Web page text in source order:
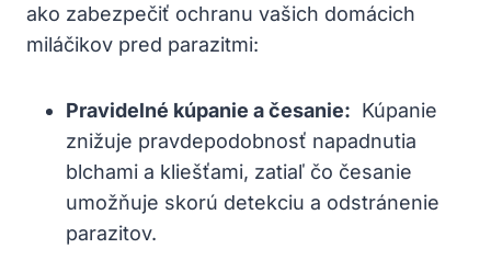
ako zabezpečiť ochranu vašich domácich
miláčikov pred ⁣parazitmi:
Pravidelné ⁢kúpanie a česanie: ‌ Kúpanie
znižuje pravdepodobnosť ⁣napadnutia
blchami a⁢ kliešťami, zatiaľ​ čo česanie
umožňuje skorú detekciu ‍a odstránenie⁤
parazitov.